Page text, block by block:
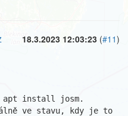
18.3.2023 12:03:23 (#11)
apt install josm.
ve stavu, kdy je to